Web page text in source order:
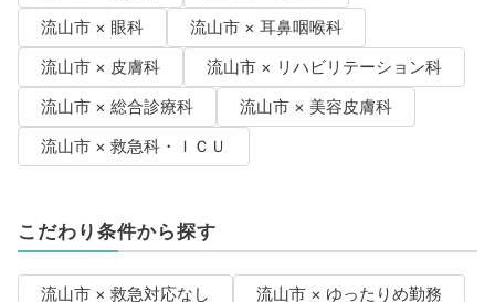
流山市 × 眼科
流山市 × 耳鼻咽喉科
流山市 × 皮膚科
流山市 × リハビリテーション科
流山市 × 総合診療科
流山市 × 美容皮膚科
流山市 × 救急科・ＩＣＵ
こだわり条件から探す
流山市 × 救急対応なし
流山市 × ゆったりめ勤務